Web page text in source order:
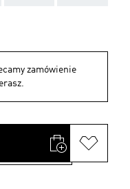
zamówienie